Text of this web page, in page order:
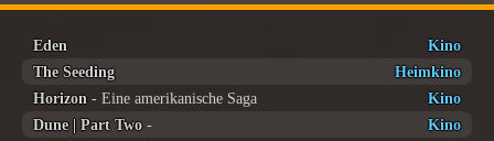
Eden
Kino
The Seeding
Heimkino
Horizon - Eine amerikanische Saga
Kino
Dune | Part Two-
Kino